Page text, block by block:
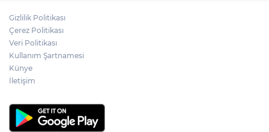
Gizlilik Politikası
Çerez Politikası
Veri Politikası
Kullanım Şartnamesi
Künye
İletişim